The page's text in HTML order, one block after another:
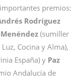
premios:
Rodríguez
(sumiller
Cocina y Alma),
España) y Paz
Andalucía de